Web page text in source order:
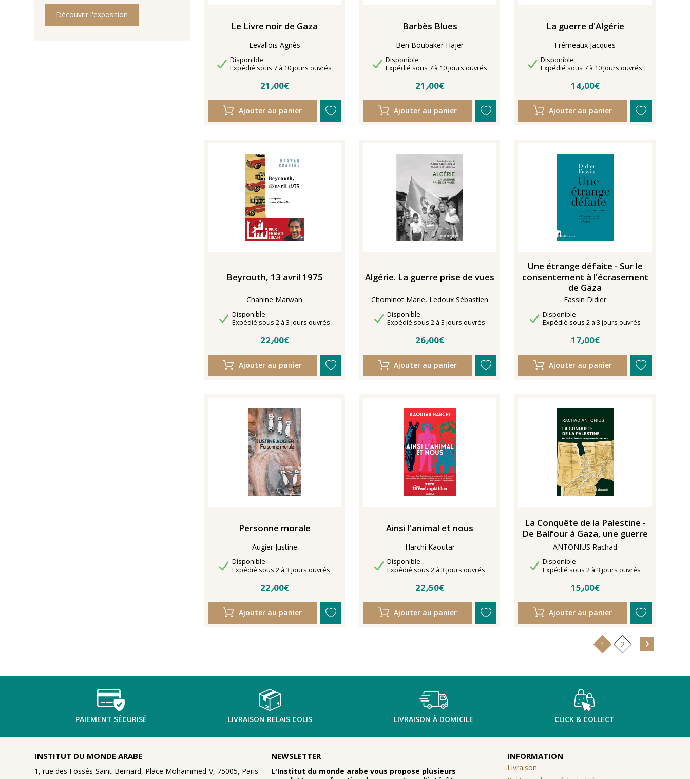
Découvrir l'exposition
Le Livre noir de Gaza
Levallois Agnès
Disponibilité
Disponible
Délais de livraison
Expédié sous 7 à 10 jours ouvrés
21٫00€
Ajouter au panier
Barbès Blues
Ben Boubaker Hajer
Disponibilité
Disponible
Délais de livraison
Expédié sous 7 à 10 jours ouvrés
21٫00€
Ajouter au panier
La guerre d'Algérie
Frémeaux Jacques
Disponibilité
Disponible
Délais de livraison
Expédié sous 7 à 10 jours ouvrés
14٫00€
Ajouter au panier
Beyrouth, 13 avril 1975
Chahine Marwan
Disponibilité
Disponible
Délais de livraison
Expédié sous 2 à 3 jours ouvrés
22٫00€
Ajouter au panier
Algérie. La guerre prise de vues
Chominot Marie, Ledoux Sébastien
Disponibilité
Disponible
Délais de livraison
Expédié sous 2 à 3 jours ouvrés
26٫00€
Ajouter au panier
Une étrange défaite - Sur le
consentement à l'écrasement
de Gaza
Fassin Didier
Disponibilité
Disponible
Délais de livraison
Expédié sous 2 à 3 jours ouvrés
17٫00€
Ajouter au panier
Personne morale
Augier Justine
Disponibilité
Disponible
Délais de livraison
Expédié sous 2 à 3 jours ouvrés
22٫00€
Ajouter au panier
Ainsi l'animal et nous
Harchi Kaoutar
Disponibilité
Disponible
Délais de livraison
Expédié sous 2 à 3 jours ouvrés
22٫50€
Ajouter au panier
La Conquête de la Palestine -
De Balfour à Gaza, une guerre
ANTONIUS Rachad
Disponibilité
Disponible
Délais de livraison
Expédié sous 2 à 3 jours ouvrés
15٫00€
Ajouter au panier
1 2
PAIEMENT SÉCURISÉ LIVRAISON RELAIS COLIS LIVRAISON À DOMICILE CLICK & COLLECT
INSTITUT DU MONDE ARABE
1, rue des Fossés-Saint-Bernard, Place Mohammed-V, 75005, Paris
NEWSLETTER
L'Institut du monde arabe vous propose plusieurs
INFORMATION
Livraison